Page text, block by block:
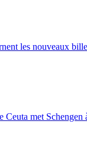
les nouveaux
Ceuta met Schengen